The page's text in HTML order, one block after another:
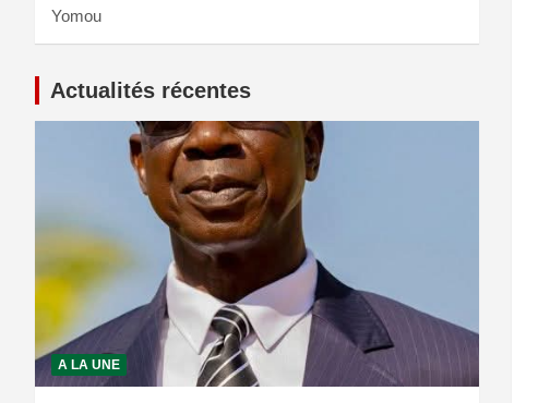
Yomou
Actualités récentes
A LA UNE